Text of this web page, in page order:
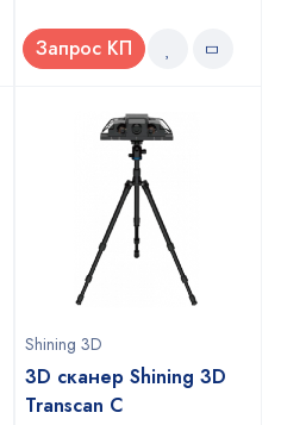
Запрос КП
Shining 3D
3D сканер Shining 3D
Transcan C